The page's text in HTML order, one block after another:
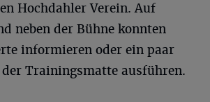
Hochdahler Verein. Auf
neben der Bühne konnten
informieren oder ein paar
Trainingsmatte ausführen.